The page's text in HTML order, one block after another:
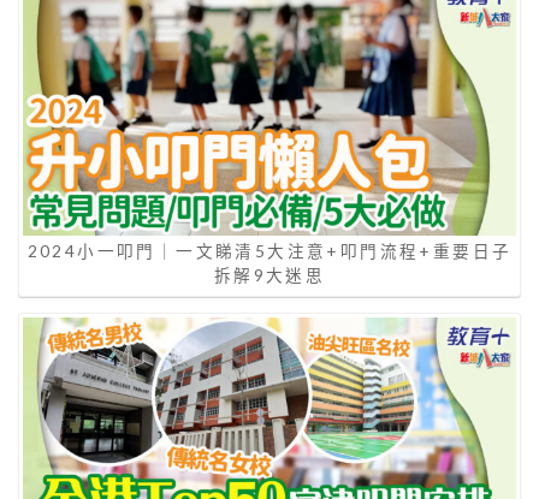
2024小一叩門｜一文睇清5大注意+叩門流程+重要日子
拆解9大迷思